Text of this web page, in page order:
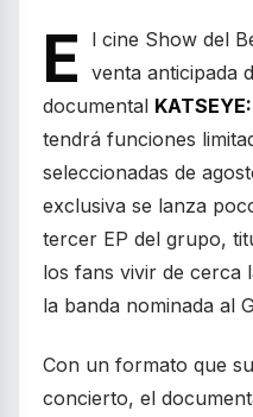
E
l cine Show del
venta anticipada
documental
tendrá funciones
seleccionadas de
exclusiva se lanza
tercer EP del grupo,
los fans vivir de cerca
la banda nominada al
Con un formato que
concierto, el